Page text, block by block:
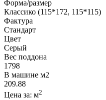
Форма/размер
Классико (115*172, 115*115)
Фактура
Стандарт
Цвет
Серый
Вес поддона
1798
В машине м2
209.88
Цена за: м2